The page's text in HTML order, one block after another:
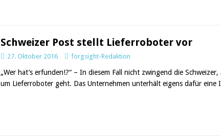
Schweizer Post stellt Lieferroboter vor
27. Oktober 2016 forgsight-Redaktion
„Wer hat’s erfunden!?“ – In diesem Fall nicht zwingend die
um Lieferroboter geht. Das Unternehmen unterhält eigens dafür